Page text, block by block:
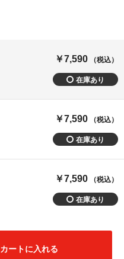
￥7,590 （税込）
￥7,590 （税込）
￥7,590 （税込）
カートに入れる